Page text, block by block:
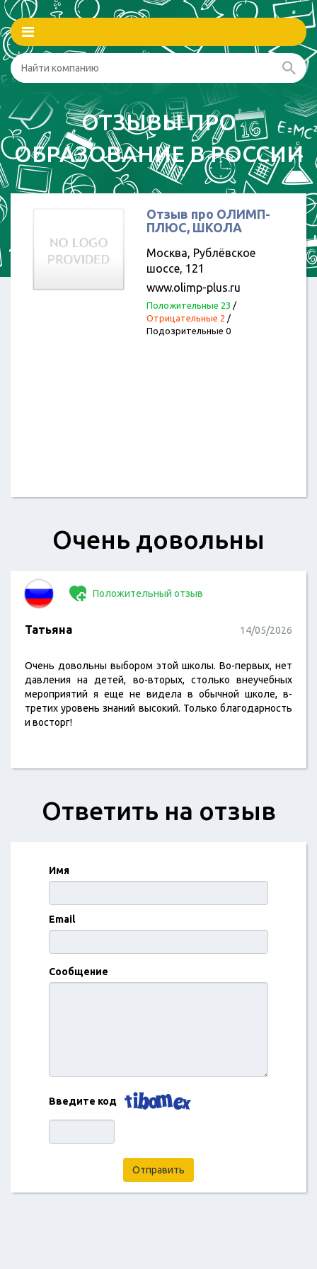
ОТЗЫВЫ ПРО
ОБРАЗОВАНИЕ В РОССИИ
Отзыв про ОЛИМП-
ПЛЮС, ШКОЛА
Москва, Рублёвское
шоссе, 121
www.olimp-plus.ru
Положительные 23 /
Отрицательные 2 /
Подозрительные 0
​Очень довольны
Положительный отзыв
Татьяна 14/05/2026
Очень довольны выбором этой школы. Во-первых, нет
давления на детей, во-вторых, столько внеучебных
мероприятий я еще не видела в обычной школе, в-
третих уровень знаний высокий. Только благодарность
и восторг!
Ответить на отзыв
Имя
Email
Сообщение
Введите код
Отправить